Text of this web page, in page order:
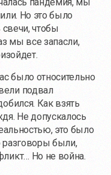
Но это было
свечи, чтобы
мы все запасли,
было относительно
подвал
Как взять
Не допускалось
это было
разговоры были,
Но не война.